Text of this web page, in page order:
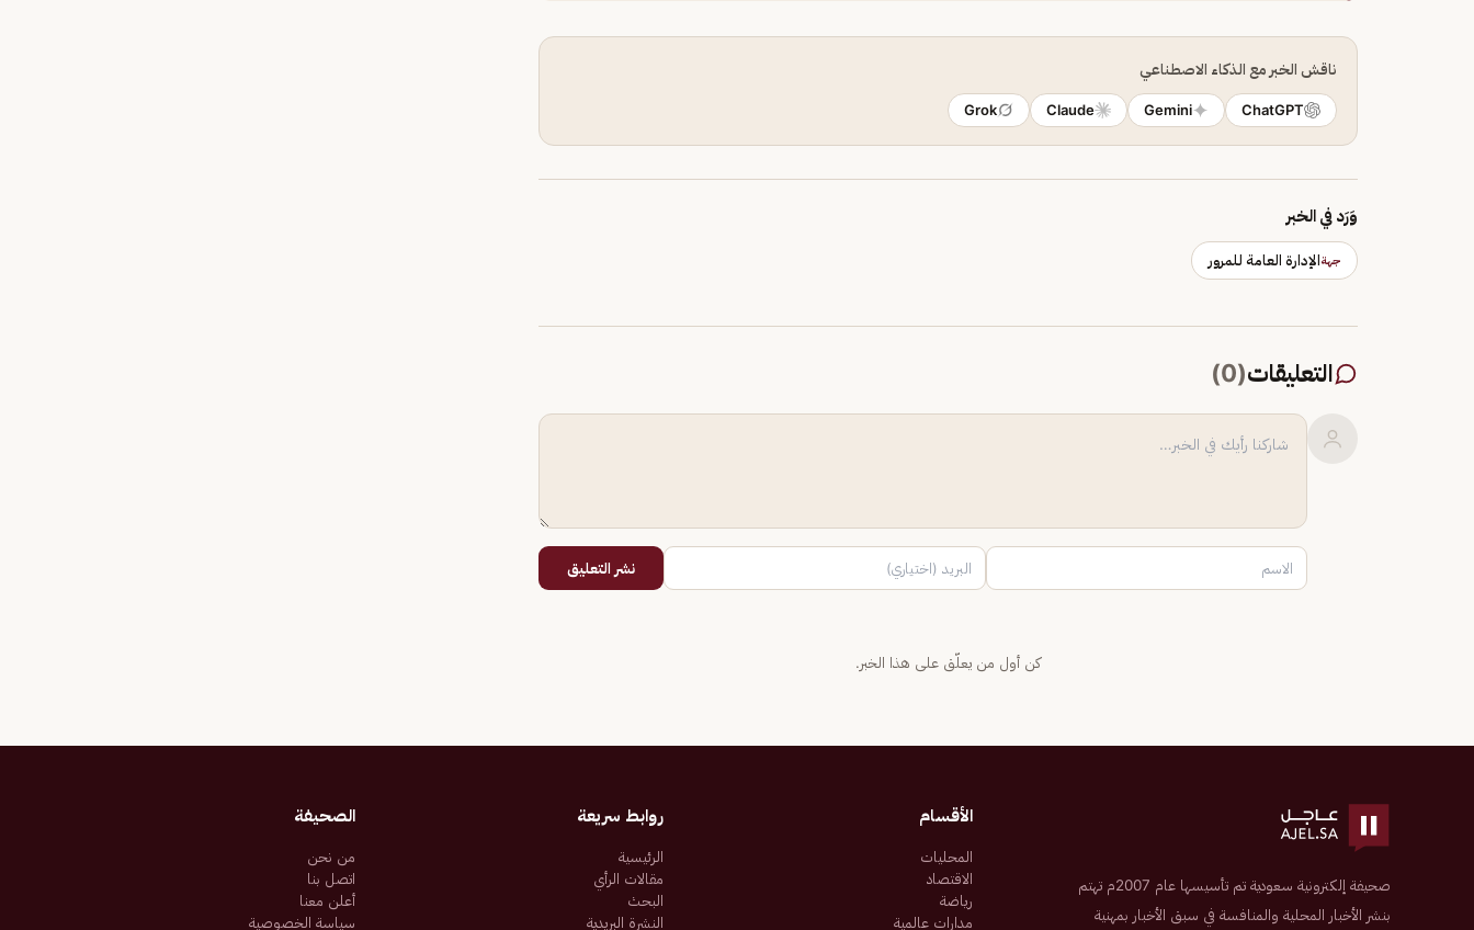
ناقش الخبر مع الذكاء الاصطناعي
ChatGPT
Gemini
Claude
Grok
وَرَد في الخبر
جهةالإدارة العامة للمرور
التعليقات(
0
)
نشر التعليق
كن أول من يعلّق على هذا الخبر.
صحيفة إلكترونية سعودية تم تأسيسها عام 2007م تهتم
بنشر الأخبار المحلية والمنافسة في سبق الأخبار بمهنية
الأقسام
المحليات
الاقتصاد
رياضة
مدارات عالمية
روابط سريعة
الرئيسية
مقالات الرأي
البحث
النشرة البريدية
الصحيفة
من نحن
اتصل بنا
أعلن معنا
سياسة الخصوصية